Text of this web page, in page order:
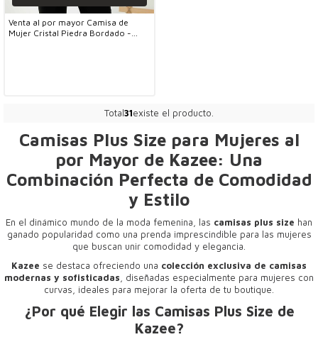
Venta al por mayor Camisa de
Mujer Cristal Piedra Bordado -
Total31existe el producto.
Camisas Plus Size para Mujeres al
por Mayor de Kazee: Una
Combinación Perfecta de Comodidad
y Estilo
En el dinámico mundo de la moda femenina, las camisas plus size han
ganado popularidad como una prenda imprescindible para las mujeres
que buscan unir comodidad y elegancia.
Kazee se destaca ofreciendo una colección exclusiva de camisas
modernas y sofisticadas , diseñadas especialmente para mujeres con
curvas, ideales para mejorar la oferta de tu boutique.
¿Por qué Elegir las Camisas Plus Size de
Kazee?